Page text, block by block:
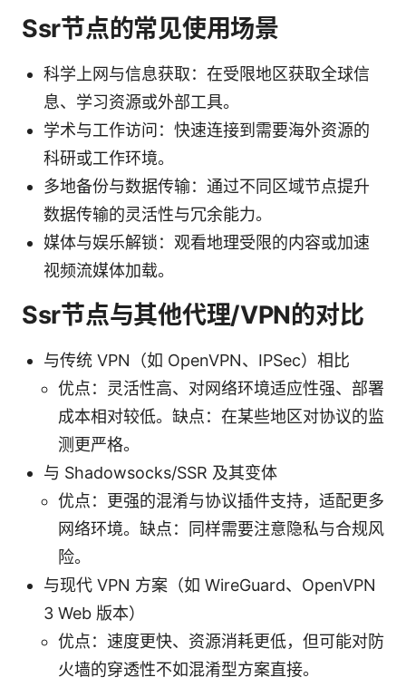
Ssr节点的常见使用场景
科学上网与信息获取：在受限地区获取全球信
息、学习资源或外部工具。
学术与工作访问：快速连接到需要海外资源的
科研或工作环境。
多地备份与数据传输：通过不同区域节点提升
数据传输的灵活性与冗余能力。
媒体与娱乐解锁：观看地理受限的内容或加速
视频流媒体加载。
Ssr节点与其他代理/VPN的对比
与传统 VPN（如 OpenVPN、IPSec）相比
优点：灵活性高、对网络环境适应性强、部署
成本相对较低。缺点：在某些地区对协议的监
测更严格。
与 Shadowsocks/SSR 及其变体
优点：更强的混淆与协议插件支持，适配更多
网络环境。缺点：同样需要注意隐私与合规风
险。
与现代 VPN 方案（如 WireGuard、OpenVPN
3 Web 版本）
优点：速度更快、资源消耗更低，但可能对防
火墙的穿透性不如混淆型方案直接。